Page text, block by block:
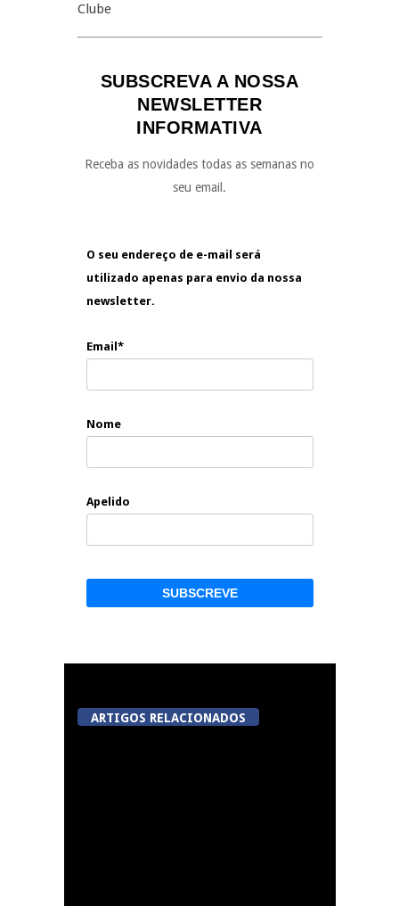
Clube
SUBSCREVA A NOSSA
NEWSLETTER
INFORMATIVA
Receba as novidades todas as semanas no
seu email.
O seu endereço de e-mail será
utilizado apenas para envio da nossa
newsletter.
Email*
Nome
Apelido
ARTIGOS RELACIONADOS